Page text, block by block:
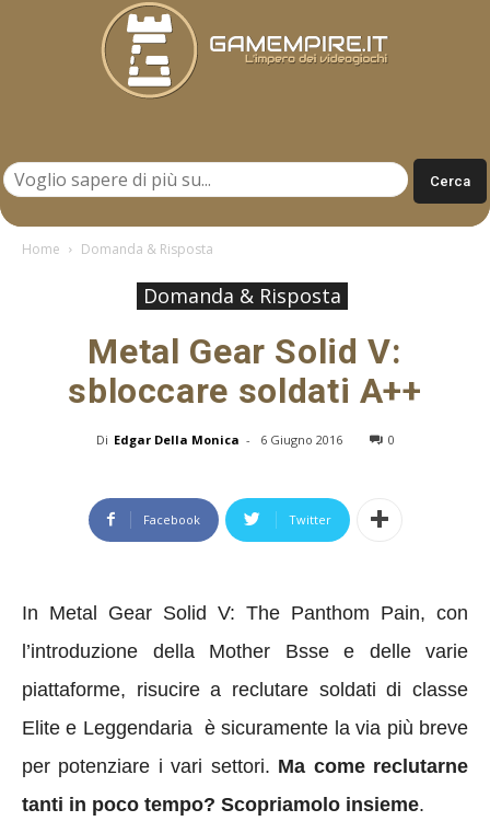
Home Domanda & Risposta
Domanda & Risposta
Metal Gear Solid V:
sbloccare soldati A++
Di Edgar Della Monica - 6 Giugno 2016 0
Facebook Twitter
In Metal Gear Solid V: The Panthom Pain, con
l’introduzione della Mother Bsse e delle varie
piattaforme, risucire a reclutare soldati di classe
Elite e Leggendaria è sicuramente la via più breve
per potenziare i vari settori. Ma come reclutarne
tanti in poco tempo? Scopriamolo insieme.